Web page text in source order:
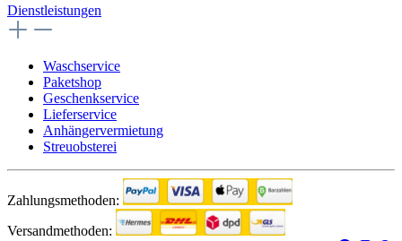
Dienstleistungen
Waschservice
Paketshop
Geschenkservice
Lieferservice
Anhängervermietung
Streuobsterei
Zahlungsmethoden:
Versandmethoden: